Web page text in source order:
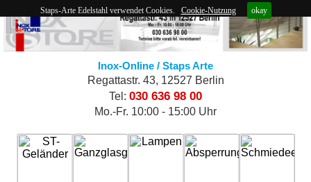
Staps-Arte Edelstahl verwendet Cookies. Cookie-Nutzung okay
Inox-Online / Staps Arte
Regattastr. 43, 12527 Berlin
Tel: 030 636 98 00
Mo.-Fr. 10:00 - 15:00 Uhr